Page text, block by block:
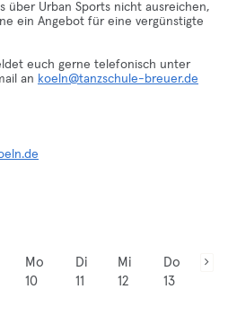
über Urban Sports nicht ausreichen,
ein Angebot für eine vergünstigte
euch gerne telefonisch unter
an koeln@tanzschule-breuer.de
Mo
10
Di
11
Mi
12
Do
13